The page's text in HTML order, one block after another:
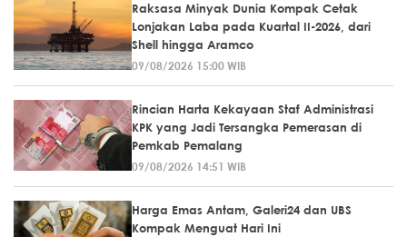
Raksasa Minyak Dunia Kompak Cetak
Lonjakan Laba pada Kuartal II-2026, dari
Shell hingga Aramco
09/08/2026 15:00 WIB
Rincian Harta Kekayaan Staf Administrasi
KPK yang Jadi Tersangka Pemerasan di
Pemkab Pemalang
09/08/2026 14:51 WIB
Harga Emas Antam, Galeri24 dan UBS
Kompak Menguat Hari Ini